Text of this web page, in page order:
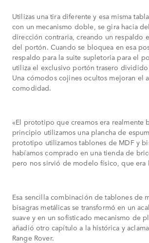
Utilizas una tira diferente y esa misma
con un mecanismo doble, se gira hacia
dirección contraria, creando un respaldo
del portón. Cuando se bloquea en esa
respaldo para la suite supletoria para el
utiliza el exclusivo portón trasero dividido
Una cómodos cojines ocultos mejoran el
comodidad.
«El prototipo que creamos era realmente
principio utilizamos una plancha de
prototipo utilizamos tablones de MDF y
habíamos comprado en una tienda de
pero nos sirvió de modelo físico, que era
Esa sencilla combinación de tablones de
bisagras metálicas se transformó en un
suave y en un sofisticado mecanismo de
añadió otro capítulo a la histórica y
Range Rover.